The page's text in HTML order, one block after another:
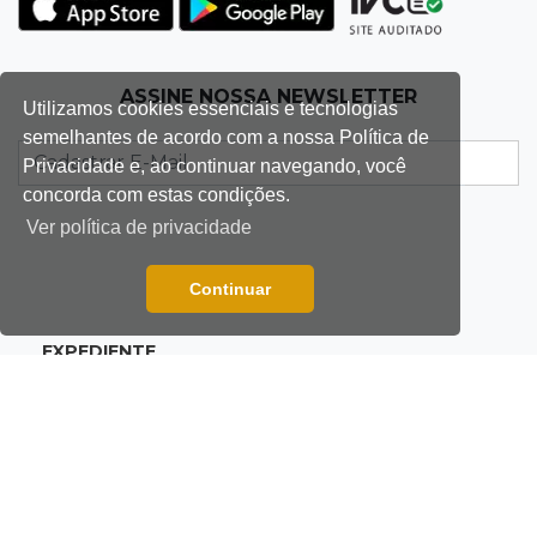
Utilizamos cookies essenciais e tecnologias
semelhantes de acordo com a nossa Política de
Privacidade e, ao continuar navegando, você
concorda com estas condições.
Ver política de privacidade
Continuar
Padre Mario Sartori é atração da 24ª Festa de
Adolescente acusado de atear fogo em amigo
ficará por 45 dias em Unei
Após emendas, prefeitura vai reformular
projeto de mudanças nas leis tributárias
ASSINE NOSSA NEWSLETTER
EXPEDIENTE